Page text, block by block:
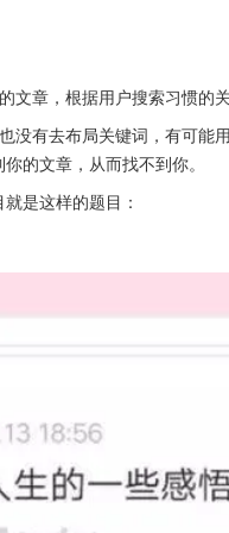
文章，根据用户搜索习惯的
没有去布局关键词，有可能
的文章，从而找不到你。
是这样的题目：